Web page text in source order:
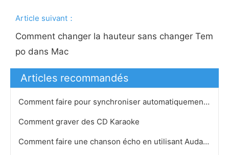
Article suivant：
Comment changer la hauteur sans changer Tem
po dans Mac
Articles recommandés
Comment faire pour synchroniser automatiquement un iPod avec iTunes
Comment graver des CD Karaoke
Comment faire une chanson écho en utilisant Audacity